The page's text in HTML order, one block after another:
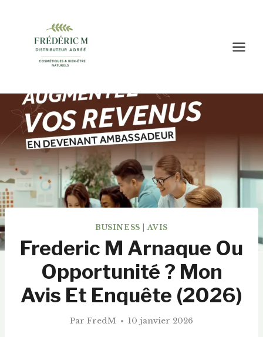
contenu
BUSINESS AVIS
Frederic M Arnaque Ou
Opportunité ? Mon
Avis Et Enquête (2026)
Par FredM 10 janvier 2026